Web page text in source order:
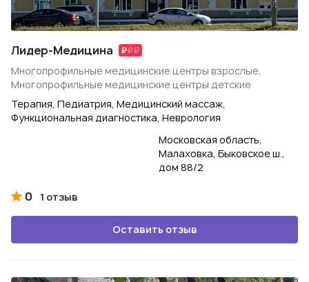
Лидер-Медицина
Многопрофильные медицинские центры взрослые,
Многопрофильные медицинские центры детские
Терапия, Педиатрия, Медицинский массаж,
Функциональная диагностика, Неврология
Московская область,
Малаховка, Быковское ш.,
дом 88/2
0 1 отзыв
Оставить отзыв